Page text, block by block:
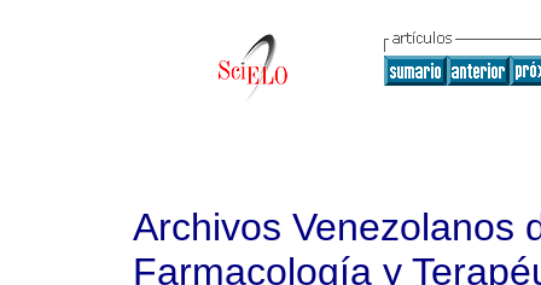
Archivos Venezolanos
Farmacología y